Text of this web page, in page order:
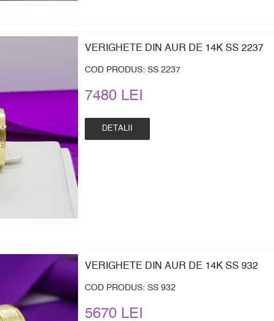
VERIGHETE DIN AUR DE 14K SS 2237
COD PRODUS: SS 2237
7480 LEI
DETALII
VERIGHETE DIN AUR DE 14K SS 932
COD PRODUS: SS 932
5670 LEI